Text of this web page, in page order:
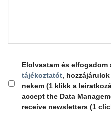
Elolvastam és elfogadom
tájékoztatót,
nekem (1 klikk a
accept the Data
receive newsletters (1